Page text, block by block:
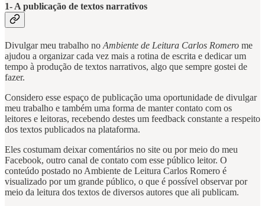
1- A publicação de textos narrativos
Divulgar meu trabalho no Ambiente de Leitura Carlos Romero me
ajudou a organizar cada vez mais a rotina de escrita e dedicar um
tempo à produção de textos narrativos, algo que sempre gostei de
fazer.
Considero esse espaço de publicação uma oportunidade de divulgar
meu trabalho e também uma forma de manter contato com os
leitores e leitoras, recebendo destes um feedback constante a respeito
dos textos publicados na plataforma.
Eles costumam deixar comentários no site ou por meio do meu
Facebook, outro canal de contato com esse público leitor. O
conteúdo postado no Ambiente de Leitura Carlos Romero é
visualizado por um grande público, o que é possível observar por
meio da leitura dos textos de diversos autores que ali publicam.